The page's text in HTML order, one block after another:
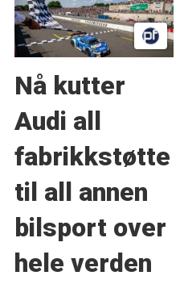
Nå kutter
Audi all
fabrikkstøtte
til all annen
bilsport over
hele verden